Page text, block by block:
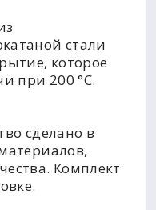
стали
которое
при 200 °C.
сделано в
Комплект